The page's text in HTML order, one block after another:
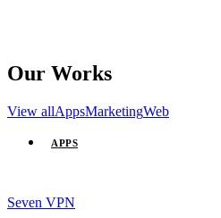
Our Works
View allAppsMarketingWeb
APPS
Seven VPN